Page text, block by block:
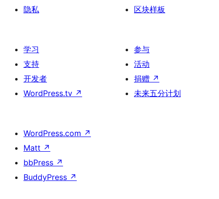
隐私
区块样板
学习
支持
开发者
WordPress.tv ↗
参与
活动
捐赠 ↗
未来五分计划
WordPress.com ↗
Matt ↗
bbPress ↗
BuddyPress ↗